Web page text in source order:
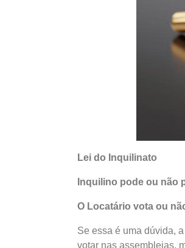
Lei do Inquilinato
Inquilino pode ou não
O Locatário vota ou
Se essa é uma dúvida,
votar nas assembleias,